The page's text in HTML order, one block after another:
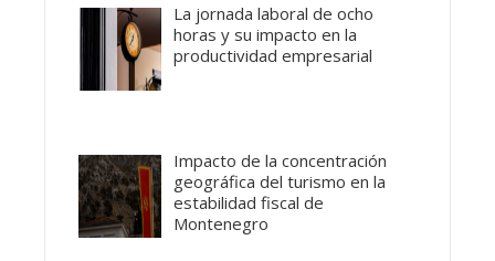
La jornada laboral de ocho
horas y su impacto en la
productividad empresarial
Impacto de la concentración
geográfica del turismo en la
estabilidad fiscal de
Montenegro